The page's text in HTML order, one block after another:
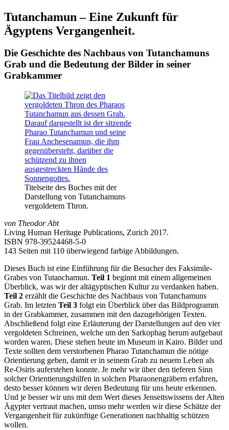
Tutanchamun – Eine Zukunft für
Ägyptens Vergangenheit.
Die Geschichte des Nachbaus von Tutanchamuns
Grab und die Bedeutung der Bilder in seiner
Grabkammer
Titelseite des Buches mit der
Darstellung von Tutanchamuns
vergoldetem Thron.
von Theodor Abt
Living Human Heritage Publications, Zurich 2017.
ISBN 978-39524468-5-0
143 Seiten mit 110 überwiegend farbige Abbildungen.
Dieses Buch ist eine Einführung für die Besucher des Faksimile-
Grabes von Tutanchamun. Teil 1 beginnt mit einem allgemeinen
Überblick, was wir der altägyptischen Kultur zu verdanken haben.
Teil 2 erzählt die Geschichte des Nachbaus von Tutanchamuns
Grab. Im letzten Teil 3 folgt ein Überblick über das Bildprogramm
in der Grabkammer, zusammen mit den dazugehörigen Texten.
Abschließend folgt eine Erläuterung der Darstellungen auf den vier
vergoldeten Schreinen, welche um den Sarkophag herum aufgebaut
worden waren. Diese stehen heute im Museum in Kairo. Bilder und
Texte sollten dem verstorbenen Pharao Tutanchamun die nötige
Orientierung geben, damit er in seinem Grab zu neuem Leben als
Re-Osiris auferstehen konnte. Je mehr wir über den tieferen Sinn
solcher Orientierungshilfen in solchen Pharaonengräbern erfahren,
desto besser können wir deren Bedeutung für uns heute erkennen.
Und je besser wir uns mit dem Wert dieses Jenseitswissens der Alten
Ägypter vertraut machen, umso mehr werden wir diese Schätze der
Vergangenheit für zukünftige Generationen nachhaltig schützen
wollen.